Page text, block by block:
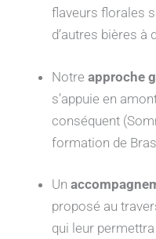
flaveurs florales
d’autres bières à
Notre approche
s’appuie en
conséquent
formation de
Un
proposé au
qui leur